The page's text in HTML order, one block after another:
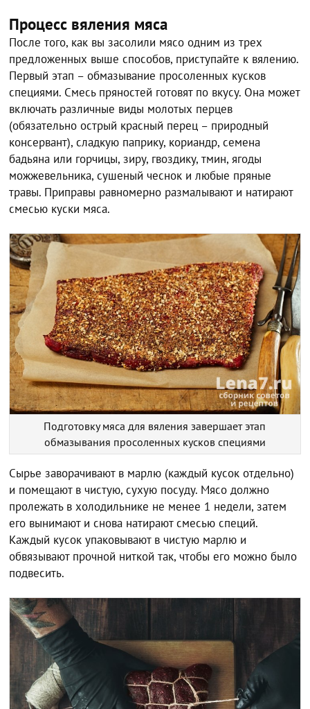
Процесс вяления мяса
После того, как вы засолили мясо одним из трех
предложенных выше способов, приступайте к вялению.
Первый этап – обмазывание просоленных кусков
специями. Смесь пряностей готовят по вкусу. Она может
включать различные виды молотых перцев
(обязательно острый красный перец – природный
консервант), сладкую паприку, кориандр, семена
бадьяна или горчицы, зиру, гвоздику, тмин, ягоды
можжевельника, сушеный чеснок и любые пряные
травы. Приправы равномерно размалывают и натирают
смесью куски мяса.
Подготовку мяса для вяления завершает этап
обмазывания просоленных кусков специями
Сырье заворачивают в марлю (каждый кусок отдельно)
и помещают в чистую, сухую посуду. Мясо должно
пролежать в холодильнике не менее 1 недели, затем
его вынимают и снова натирают смесью специй.
Каждый кусок упаковывают в чистую марлю и
обвязывают прочной ниткой так, чтобы его можно было
подвесить.